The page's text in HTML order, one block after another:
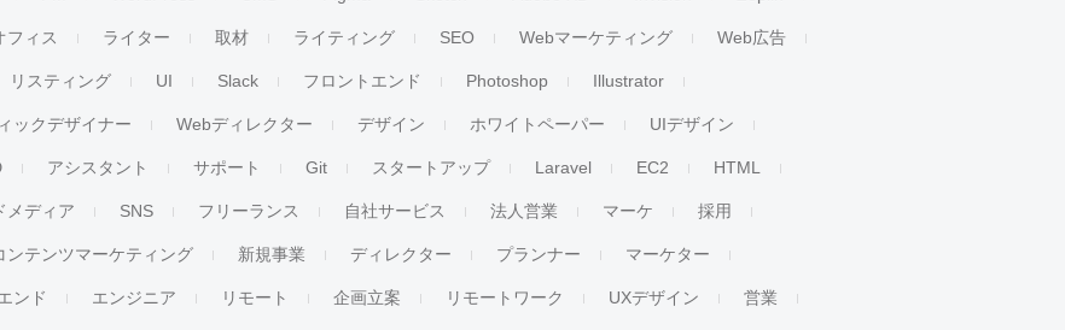
フィス ライター 取材 ライティング SEO Webマーケティング Web広告
リスティング UI Slack フロントエンド Photoshop Illustrator
ックデザイナー Webディレクター デザイン ホワイトペーパー UIデザイン
アシスタント サポート Git スタートアップ Laravel EC2 HTML
メディア SNS フリーランス 自社サービス 法人営業 マーケ 採用
ンテンツマーケティング 新規事業 ディレクター プランナー マーケター
ンド エンジニア リモート 企画立案 リモートワーク UXデザイン 営業